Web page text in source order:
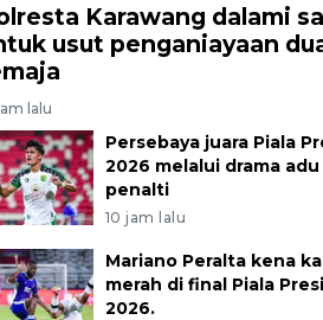
Karawang dalami
usut penganiayaan
lalu
Persebaya juara Piala
2026 melalui drama adu
penalti
10 jam lalu
Mariano Peralta kena
merah di final Piala
2026.